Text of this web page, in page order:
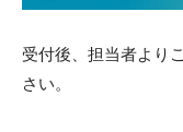
受付後、担当者より
さい。